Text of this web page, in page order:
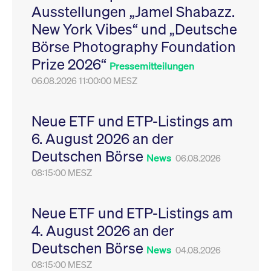
Ausstellungen „Jamel Shabazz.
New York Vibes“ und „Deutsche
Börse Photography Foundation
Prize 2026“ Pressemitteilungen
06.08.2026 11:00:00 MESZ
Neue ETF und ETP-Listings am
6. August 2026 an der
Deutschen Börse News 06.08.2026
08:15:00 MESZ
Neue ETF und ETP-Listings am
4. August 2026 an der
Deutschen Börse News 04.08.2026
08:15:00 MESZ
Leistung der Website
zu messen. Es handelt
sich um ein Muster-
Cookie, bei dem auf
das Präfix _pk_ses
eine kurze Reihe von
VISITOR_PRIVACY_METADATA
YouTube
.youtube.com
6
Monate
Dieses Cookie dient
Speicherung der
Einwilligungs- und
des Nutzers für ihre
Interaktion mit der
Sitzungen geehrt